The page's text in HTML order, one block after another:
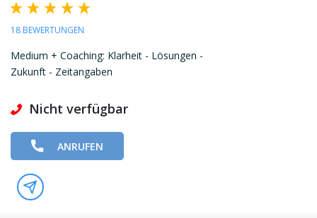
18 BEWERTUNGEN
Medium + Coaching: Klarheit - Lösungen -
Zukunft - Zeitangaben
Nicht verfügbar
ANRUFEN